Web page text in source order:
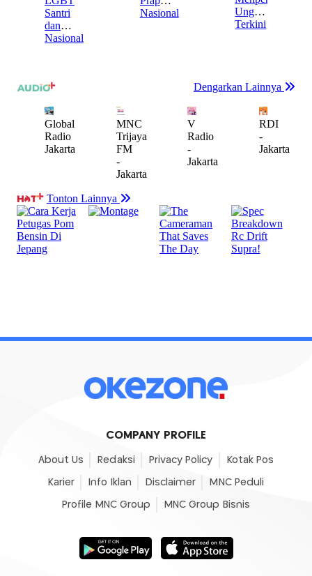
COMPANY PROFILE
About Us Redaksi Privacy Policy Kotak Pos
Karier Info Iklan Disclaimer MNC Peduli
Profile MNC Group MNC Group Bisnis